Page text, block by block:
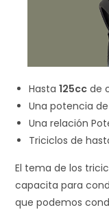
Hasta125cc de
Una potencia
Una relación
Triciclos de
El tema de los
capacita para
que podemos